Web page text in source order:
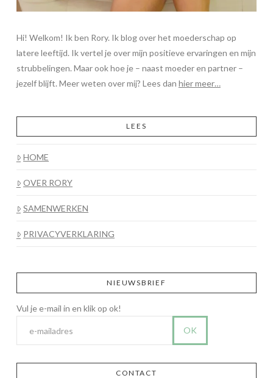
Hi! Welkom! Ik ben Rory. Ik blog over het moederschap op
latere leeftijd. Ik vertel je over mijn positieve ervaringen en mijn
strubbelingen. Maar ook hoe je – naast moeder en partner –
jezelf blijft. Meer weten over mij? Lees dan hier meer…
LEES
HOME
OVER RORY
SAMENWERKEN
PRIVACYVERKLARING
NIEUWSBRIEF
CONTACT